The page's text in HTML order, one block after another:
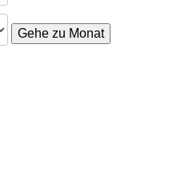
Gehe zu Monat